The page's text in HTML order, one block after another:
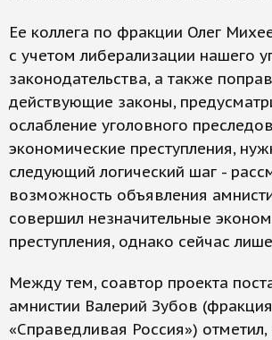
Ее коллега по фракции Олег
с учетом либерализации нашего
законодательства, а также
действующие законы,
ослабление уголовного
экономические преступления,
следующий логический шаг -
возможность объявления
совершил незначительные
преступления, однако сейчас
Между тем, соавтор проекта
амнистии Валерий Зубов (фракция
«Справедливая Россия») отметил,